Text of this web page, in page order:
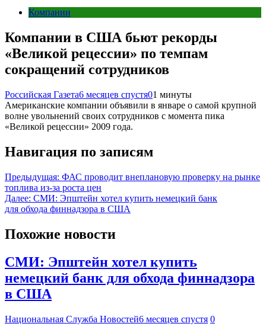
Компании
Компании в США бьют рекорды
«Великой рецессии» по темпам
сокращений сотрудников
Российская Газета6 месяцев спустя01 минуты
Американские компании объявили в январе о самой крупной
волне увольнений своих сотрудников с момента пика
«Великой рецессии» 2009 года.
Навигация по записям
Предыдущая: ФАС проводит внеплановую проверку на рынке
топлива из-за роста цен
Далее: СМИ: Эпштейн хотел купить немецкий банк
для обхода финнадзора в США
Похожие новости
СМИ: Эпштейн хотел купить
немецкий банк для обхода финнадзора
в США
Национальная Служба Новостей6 месяцев спустя 0